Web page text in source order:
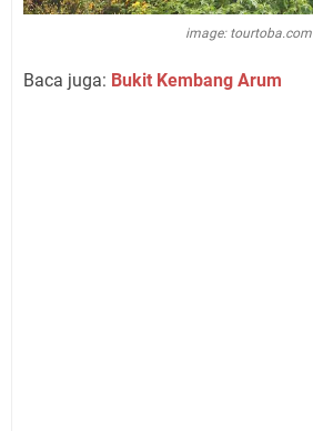
image: tourtoba.com
Baca juga: Bukit Kembang Arum